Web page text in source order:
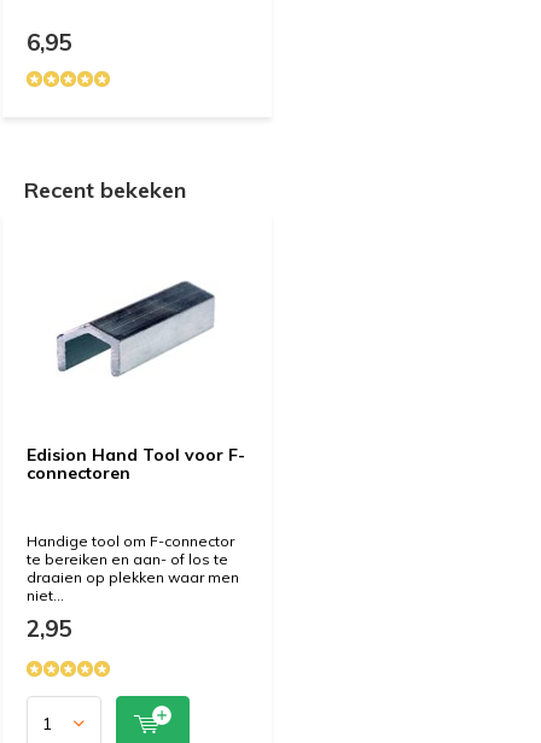
6,95
Recent bekeken
Edision Hand Tool voor F-
connectoren
Handige tool om F-connector
te bereiken en aan- of los te
draaien op plekken waar men
niet...
2,95